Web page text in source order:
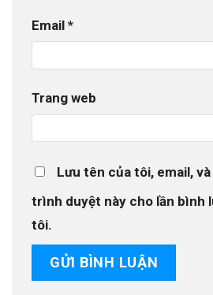
Chiều dài gia công:
Độ dày sử dụng:
Quy trình gia công
tại xưởng Tôn Thép
Email *
Trang web
Lưu tên của tôi, email,
trình duyệt này cho lần bình
tôi.